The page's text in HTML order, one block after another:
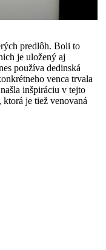
predlôh. Boli to
je uložený aj
používa dedinská
venca trvala
inšpiráciu v tejto
je tiež venovaná